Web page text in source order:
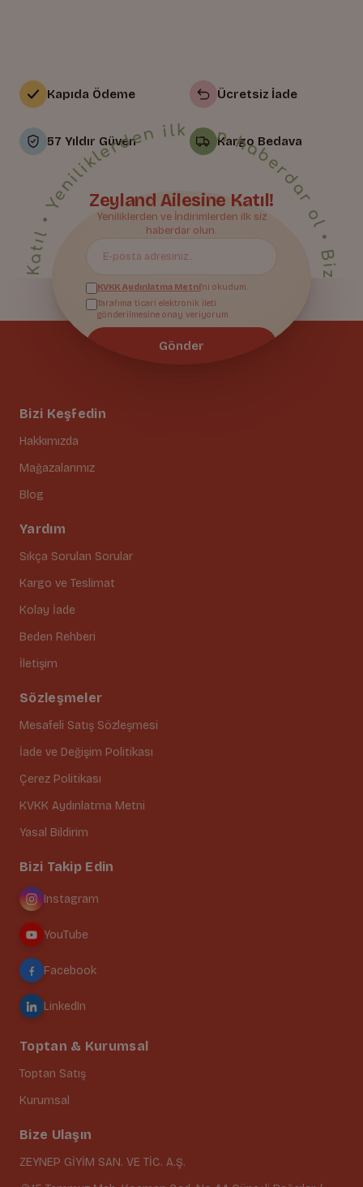
Kapıda Ödeme
57 Yıldır Güven
Ücretsiz İade
Kargo Bedava
Bizi Keşfedin
Hakkımızda
Mağazalarımız
Blog
Yardım
Sıkça Sorulan Sorular
Kargo ve Teslimat
Kolay İade
Beden Rehberi
İletişim
Sözleşmeler
Mesafeli Satış Sözleşmesi
İade ve Değişim Politikası
Çerez Politikası
KVKK Aydınlatma Metni
Yasal Bildirim
Bize Katıl• Yeniliklerden ilk sen haberdar ol • Bize Katıl • Yeniliklerden ilk sen haberdar ol • Bize Katıl • Yeniliklerden ilk sen haberdar ol • Bize Katıl • Yeniliklerden ilk sen haberdar ol • Bize Katıl • Yeniliklerden ilk sen haberdar ol • Bize Katıl • Yeniliklerden ilk sen haberdar ol • Bize Katıl • Yeniliklerden ilk sen haberdar ol • Bize Katıl • Yeniliklerden ilk sen haberdar ol • Bize Katıl • Yeniliklerden ilk sen haberdar ol • Bize Katıl • Yeniliklerden ilk sen haberdar ol • Bize Katıl • Yeniliklerden ilk sen haberdar ol • Bize Katıl • Yeniliklerden ilk sen haberdar ol • Bize Katıl • Yeniliklerden ilk sen haberdar ol • Bize Katıl • Yeniliklerden ilk sen haberdar ol • Bize Katıl • Yeniliklerden ilk sen haberdar ol • Bize Katıl • Yeniliklerden ilk sen haberdar ol • Bize Katıl • Yeniliklerden ilk sen haberdar ol • Bize Katıl • Yeniliklerden ilk sen haberdar ol • Bize Katıl • Yeniliklerden ilk sen haberdar ol •
Zeyland Ailesine Katıl!
Yeniliklerden ve İndirimlerden ilk siz
haberdar olun.
KVKK Aydınlatma Metni'ni okudum.
Tarafıma ticari elektronik ileti
gönderilmesine onay veriyorum.
Gönder
Bizi Takip Edin
Instagram
YouTube
Facebook
LinkedIn
Toptan & Kurumsal
Toptan Satış
Kurumsal
Bize Ulaşın
ZEYNEP GİYİM SAN. VE TİC. A.Ş.